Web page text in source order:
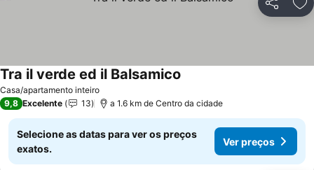
Partilhar
Casa/apartamento inteiro
Tra il verde ed il Balsamico
9,8 Excelente 13 a 1.6 km de Centro da cidade
Selecione as datas para ver os preços
exatos.
Ver preços